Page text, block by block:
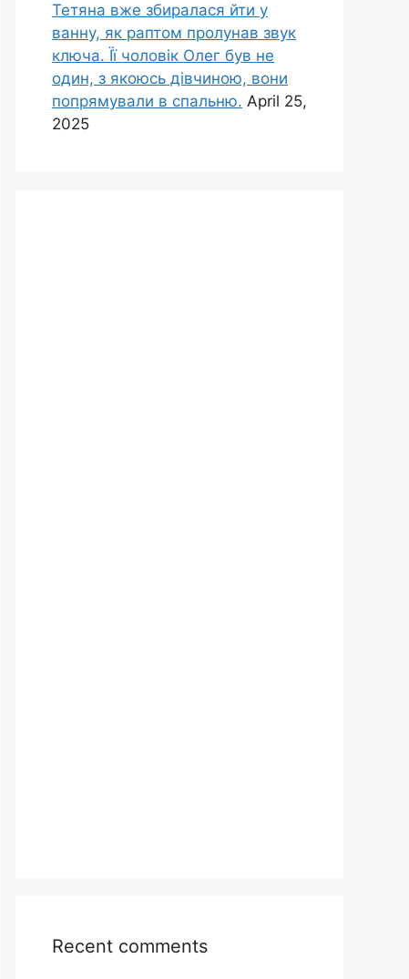
Тетяна вже збиралася йти у
ванну, як раптом пролунав звук
ключа. Її чоловік Олег був не
один, з якоюсь дівчиною, вони
попрямували в спальню. April 25,
2025
Recent comments